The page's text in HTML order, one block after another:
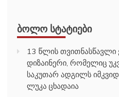
ᲑᲝᲚᲝ ᲡᲢᲐᲢᲘᲔᲑᲘ
13 წლის
დიზაინერი, რომელიც
საკუთარ ადგილს
ლუკა ცხადაია